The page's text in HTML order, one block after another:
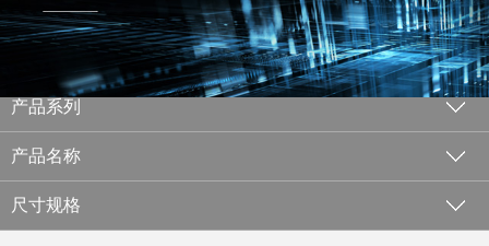
产品系列
产品名称
尺寸规格